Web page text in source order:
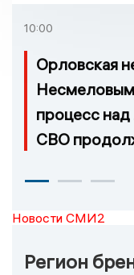
10:00
Орловская
процесс
СВО
Новости СМИ2
Регион